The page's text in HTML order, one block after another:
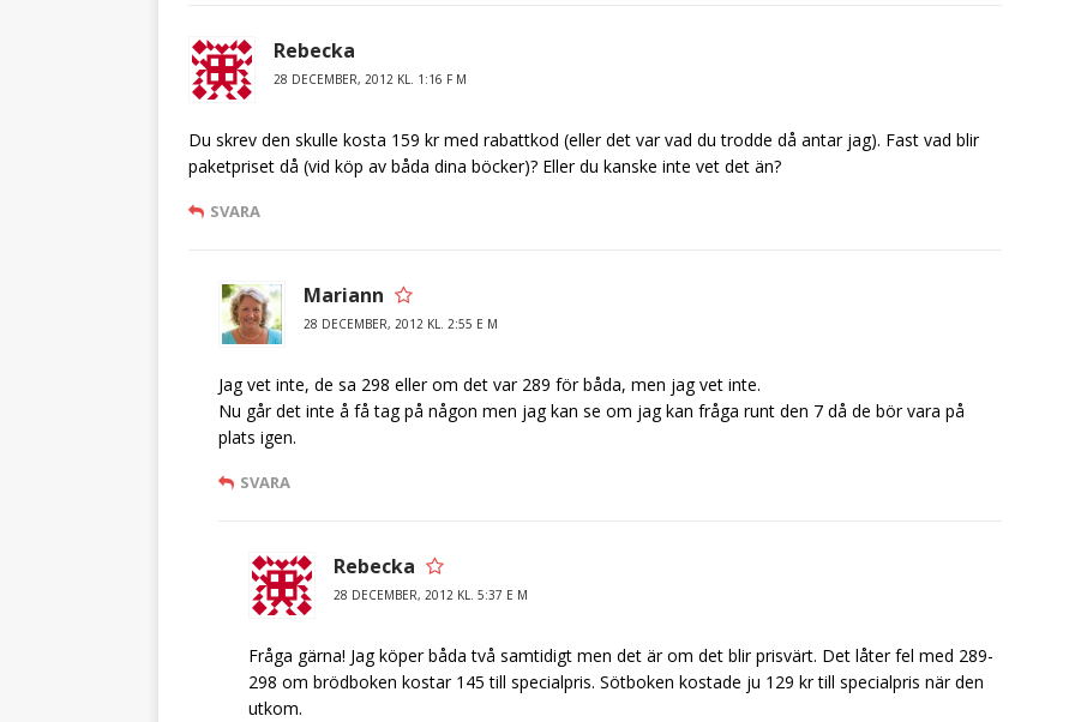
Rebecka
28 DECEMBER, 2012 KL. 1:16 F M
Du skrev den skulle kosta 159 kr med rabattkod (eller det var vad du trodde då antar jag). Fast vad blir
paketpriset då (vid köp av båda dina böcker)? Eller du kanske inte vet det än?
SVARA
Mariann
28 DECEMBER, 2012 KL. 2:55 E M
Jag vet inte, de sa 298 eller om det var 289 för båda, men jag vet inte.
Nu går det inte å få tag på någon men jag kan se om jag kan fråga runt den 7 då de bör vara på
plats igen.
SVARA
Rebecka
28 DECEMBER, 2012 KL. 5:37 E M
Fråga gärna! Jag köper båda två samtidigt men det är om det blir prisvärt. Det låter fel med 289-
298 om brödboken kostar 145 till specialpris. Sötboken kostade ju 129 kr till specialpris när den
utkom.